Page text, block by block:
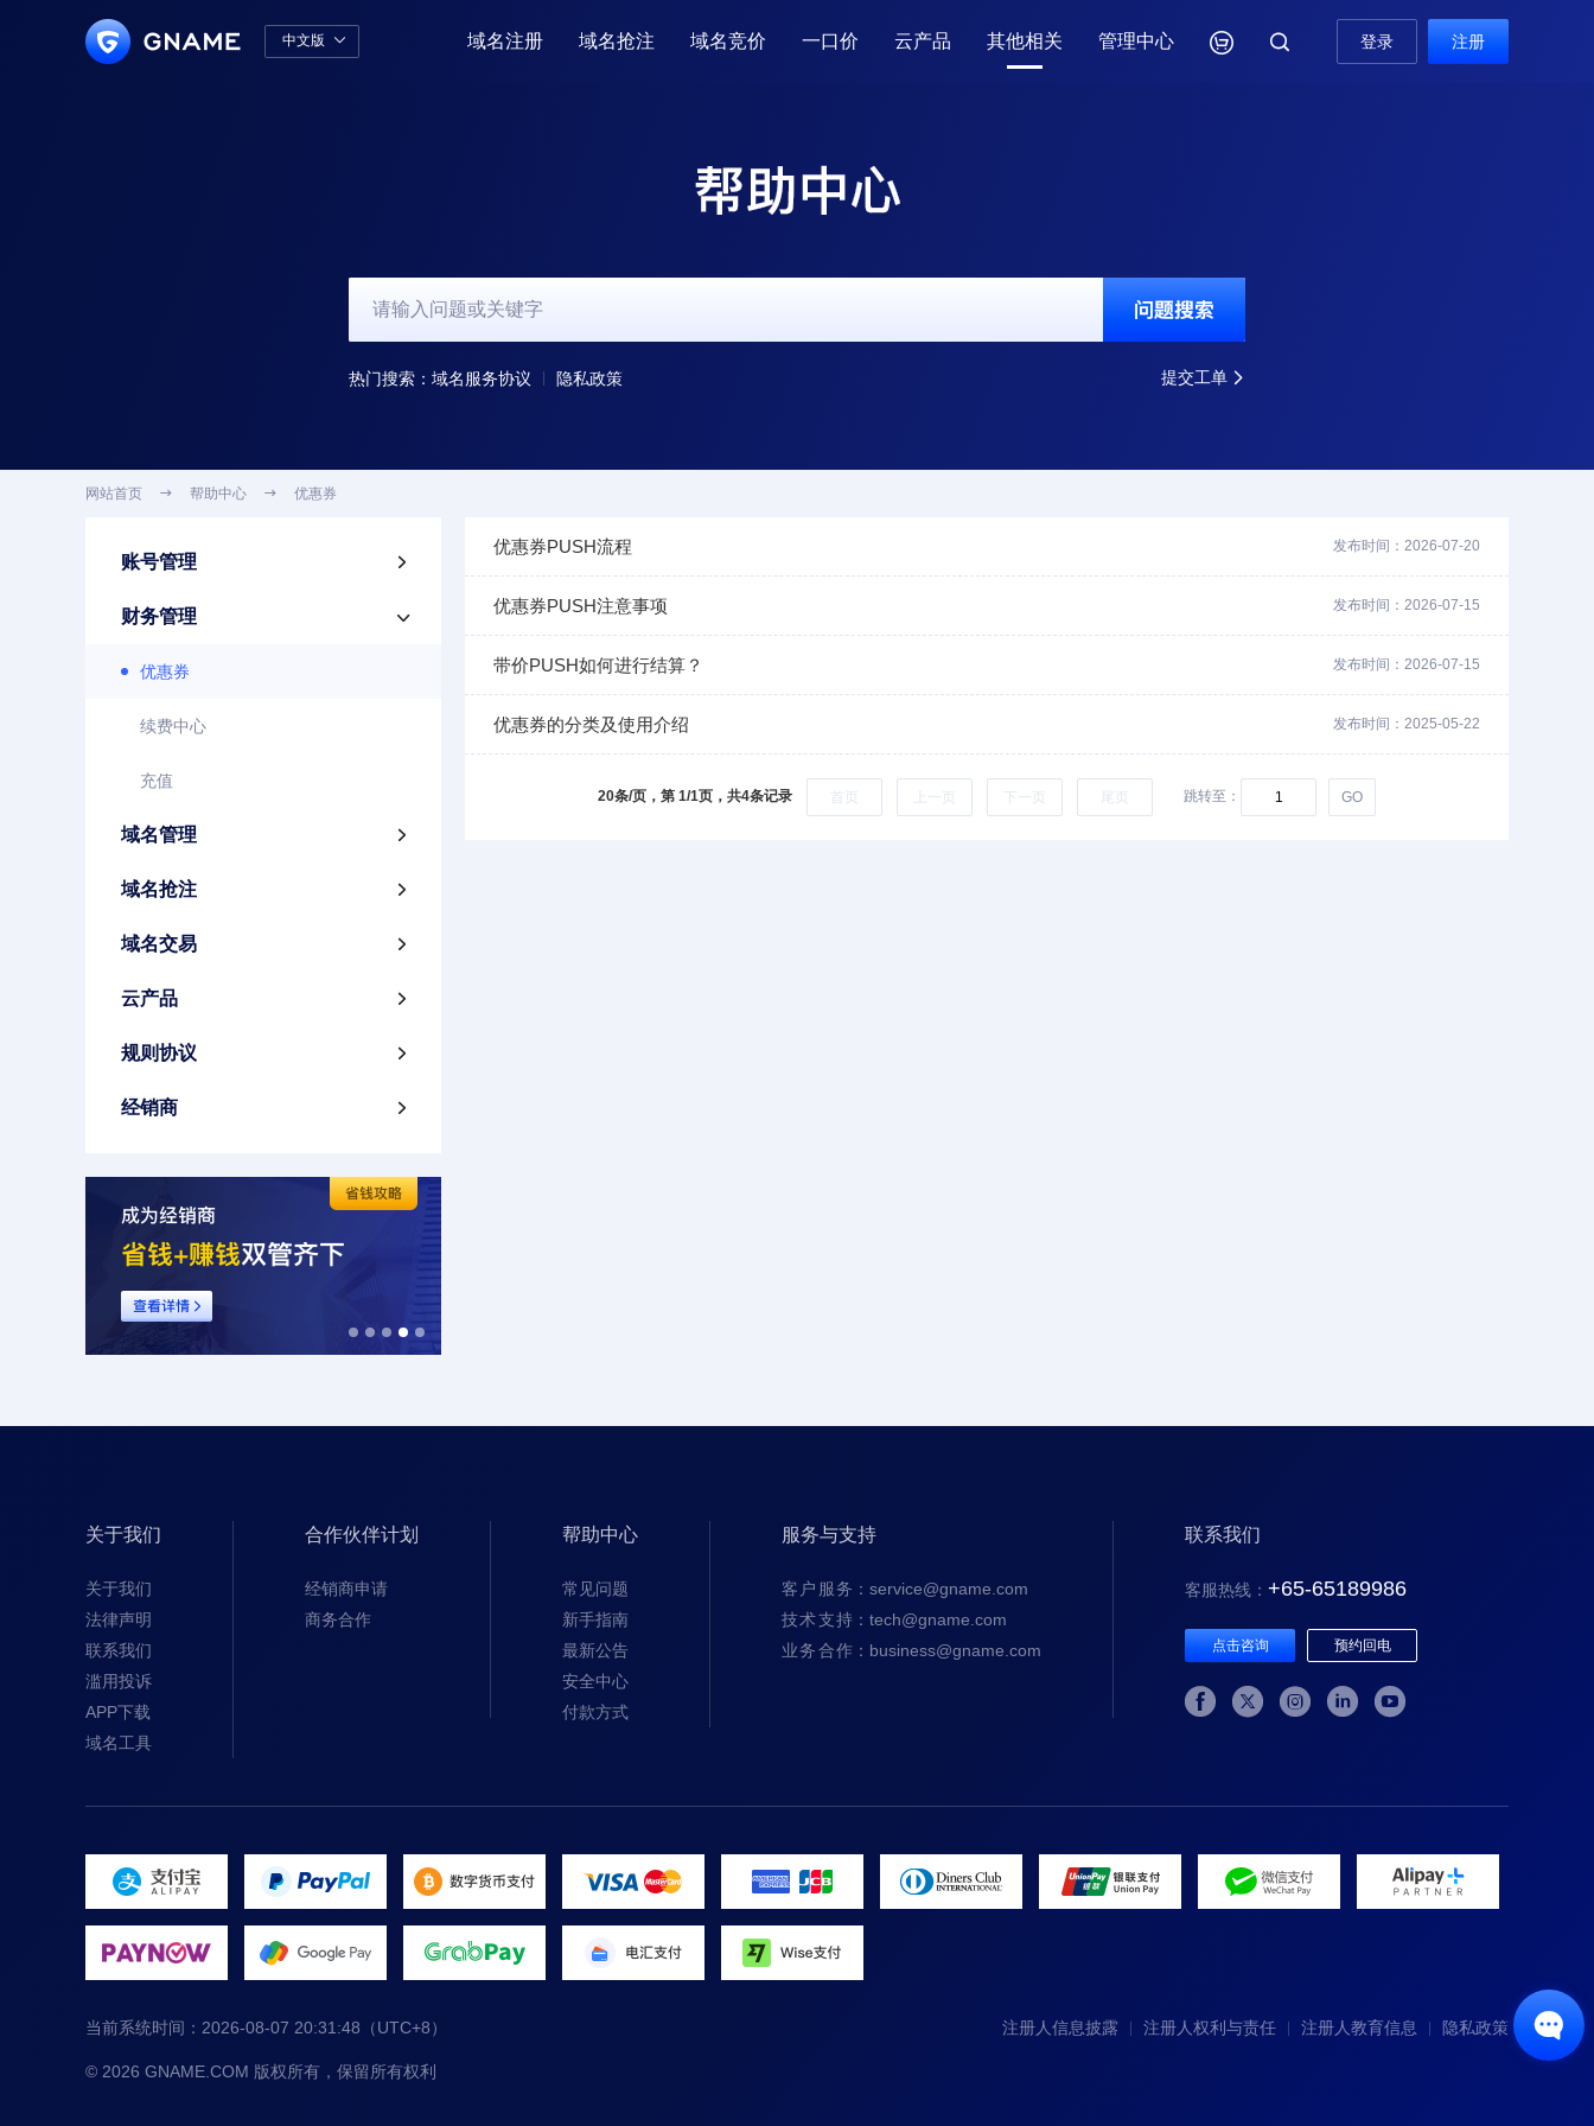
中文版  域名注册 域名抢注 域名竞价 一口价 云产品 其他相关 管理中心  登录 注册


热门搜索： 域名服务协议 隐私政策 提交工单 
网站首页  帮助中心  优惠券
账号管理 
财务管理 
优惠券
续费中心
充值
域名管理 
域名抢注 
域名交易 
云产品 
规则协议 
经销商 
优惠券PUSH流程 发布时间：2026-07-20
优惠券PUSH注意事项 发布时间：2026-07-15
带价PUSH如何进行结算？ 发布时间：2026-07-15
优惠券的分类及使用介绍 发布时间：2025-05-22
20条/页，第 1/1页， 共4条记录 首页 上一页 下一页 尾页 跳转至： GO
关于我们
关于我们
法律声明
联系我们
滥用投诉
APP下载
域名工具
合作伙伴计划
经销商申请
商务合作
帮助中心
常见问题
新手指南
最新公告
安全中心
付款方式
服务与支持
客户服务 ： service@gname.com
技术支持 ： tech@gname.com
业务合作 ： business@gname.com
联系我们
客服热线： +65-65189986
点击咨询 预约回电
    
当前系统时间： 2026-08-07 20:31:48 （UTC+8） 注册人信息披露 注册人权利与责任 注册人教育信息 隐私政策
© 2026 GNAME.COM 版权所有，保留所有权利
